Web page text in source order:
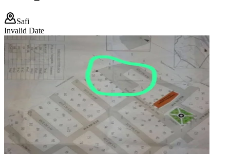
Safi
Invalid Date